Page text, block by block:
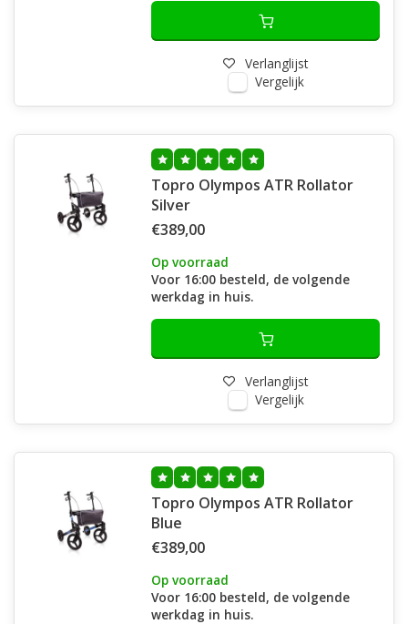
Verlanglijst
Vergelijk
Topro Olympos ATR Rollator
Silver
€389,00
Op voorraad
Voor 16:00 besteld, de volgende
werkdag in huis.
Verlanglijst
Vergelijk
Topro Olympos ATR Rollator
Blue
€389,00
Op voorraad
Voor 16:00 besteld, de volgende
werkdag in huis.